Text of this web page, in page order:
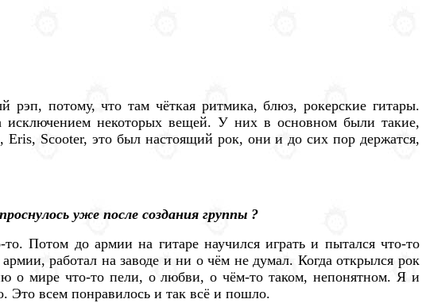
рэп, потому, что там чёткая ритмика, блюз, рокерские гитары.
исключением некоторых вещей. У них в основном были такие,
Scooter, это был настоящий рок, они и до сих пор держатся,
уже после создания группы ?
Потом до армии на гитаре научился играть и пытался что-то
работал на заводе и ни о чём не думал. Когда открылся рок
о мире что-то пели, о любви, о чём-то таком, непонятном. Я и
Это всем понравилось и так всё и пошло.